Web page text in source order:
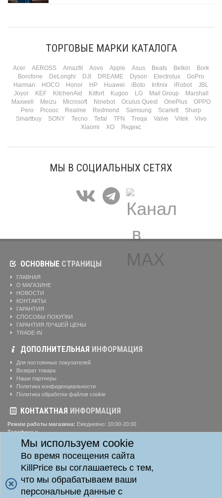
марта — контрольный выстрел по кошельку. Начнем с первого — потому что он
ТОРГОВЫЕ МАРКИ КАТАЛОГА
Acer AEROSS Amazfit Aovo Apple Asus Beats Belkin
Bork
Borofone
DeLonghi DJI DREAME Dyson Electrolux
GoPro
Harman
HOCO Honor HP Huawei iBoto Infinix iRobot
JBL
Joyor
KEF KitchenAid Kitfort Kugoo LG Mail Group
Marshall
Maxwell
Meizu Microsoft Ninebot Oculus Quest OnePlus
OPPO
Pero
Picooc Realme Redmond Samsung Scarlett
Sharp
Smartbuy
SONY Tecno Tefal TFN Treqa Valve Vitek
Vivo
Xiaomi
XO Яндекс
МЫ В СОЦИАЛЬНЫХ СЕТЯХ
Мы используем cookie
Во время посещения сайта
KillPrice вы соглашаетесь с тем,
что мы обрабатываем ваши
персональные данные с
ОСНОВНЫЕ СТРАНИЦЫ
ГЛАВНАЯ
О МАГАЗИНЕ
НОВОСТИ
КОНТАКТЫ
ГАРАНТИЯ
СПОСОБЫ ПОКУПКИ
ГАРАНТИЯ ЛУЧШЕЙ ЦЕНЫ
TRADE-IN
ДОПОЛНИТЕЛЬНАЯ ИНФОРМАЦИЯ
Для постоянных покупателей
Возврат товара
Наши партнеры
Политика конфиденциальности
Политика обработки файлов cookie
КОНТАКТНАЯ ИНФОРМАЦИЯ
Режим работы магазина: Ежедневно: 10:00-20:00
Телефоны:
Адрес:г. Красноярск, ул. Алексеева, д. 24, офис 41
Killprice24 © 2014 - 2026
Killprice24 Магазин цифровой техники.